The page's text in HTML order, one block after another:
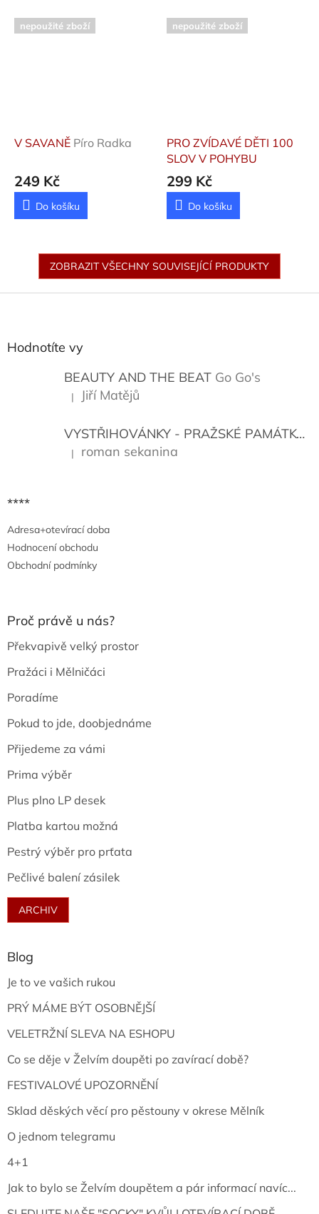
nepoužité zboží
V SAVANĚ Píro Radka
249 Kč
Do košíku
nepoužité zboží
PRO ZVÍDAVÉ DĚTI 100
SLOV V POHYBU
299 Kč
Do košíku
ZOBRAZIT VŠECHNY SOUVISEJÍCÍ PRODUKTY
Hodnotíte vy
BEAUTY AND THE BEAT Go Go's
Hodnocení produktu je 5 z 5 hvězdiček.
| Jiří Matějů
VYSTŘIHOVÁNKY - PRAŽSKÉ PAMÁTKY
Hodnocení produktu je 5 z 5 hvězdiček.
| roman sekanina
****
Adresa+otevírací doba
Hodnocení obchodu
Obchodní podmínky
Proč právě u nás?
Překvapivě velký prostor
Pražáci i Mělničáci
Poradíme
Pokud to jde, doobjednáme
Přijedeme za vámi
Prima výběr
Plus plno LP desek
Platba kartou možná
Pestrý výběr pro prťata
Pečlivé balení zásilek
ARCHIV
Blog
Je to ve vašich rukou
PRÝ MÁME BÝT OSOBNĚJŠÍ
VELETRŽNÍ SLEVA NA ESHOPU
Co se děje v Želvím doupěti po zavírací době?
FESTIVALOVÉ UPOZORNĚNÍ
Sklad děských věcí pro pěstouny v okrese Mělník
O jednom telegramu
4+1
Jak to bylo se Želvím doupětem a pár informací navíc...